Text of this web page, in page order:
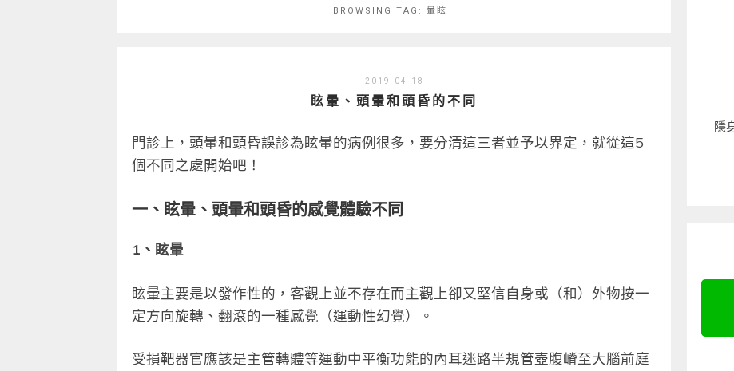
BROWSING TAG: 暈眩
2019-04-18
眩暈、頭暈和頭昏的不同
門診上，頭暈和頭昏誤診為眩暈的病例很多，要分清這三者並予以界定，就從這5
個不同之處開始吧！
一、眩暈、頭暈和頭昏的感覺體驗不同
1、眩暈
眩暈主要是以發作性的，客觀上並不存在而主觀上卻又堅信自身或（和）外物按一
定方向旋轉、翻滾的一種感覺（運動性幻覺）。
受損靶器官應該是主管轉體等運動中平衡功能的內耳迷路半規管壺腹嵴至大腦前庭
隱